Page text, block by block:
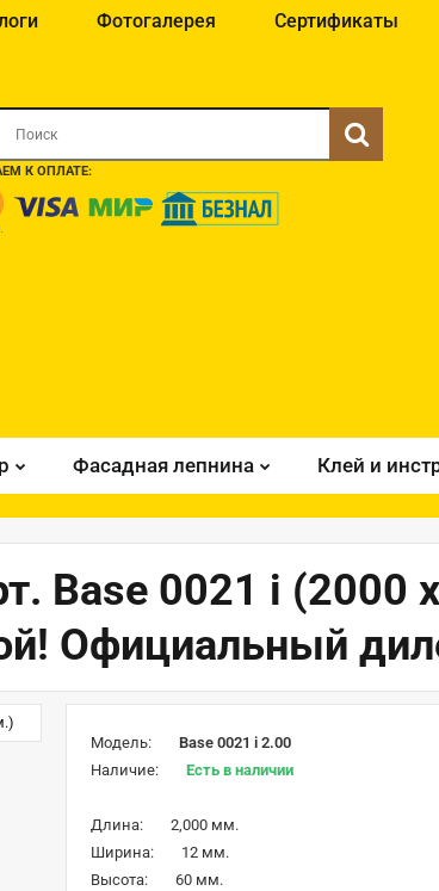
Фотогалерея Сертификаты
К ОПЛАТЕ:
Фасадная лепнина Клей и
Base 0021 i (2000
Официальный
Модель:
Base 0021 i 2.00
Наличие:
Есть в наличии
Длина:
2,000 мм.
Ширина:
12 мм.
Высота:
60 мм.